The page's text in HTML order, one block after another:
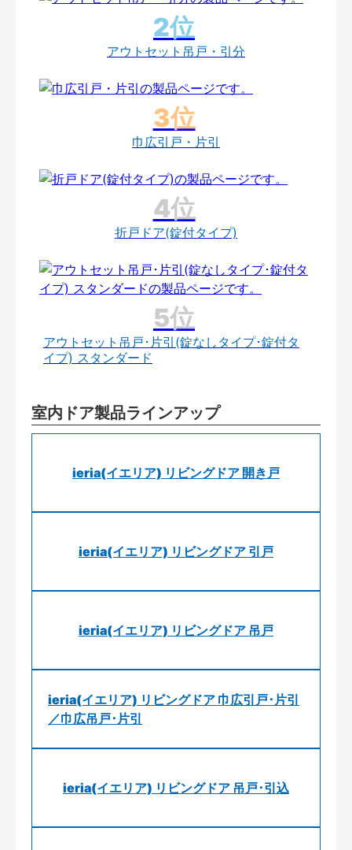
アウトセット吊戸・引分
巾広引戸・片引
折戸ドア(錠付タイプ)
アウトセット吊戸･片引(錠なしタイプ･錠付タ
イプ) スタンダード
室内ドア製品ラインアップ
ieria(イエリア) リビングドア 開き戸
ieria(イエリア) リビングドア 引戸
ieria(イエリア) リビングドア 吊戸
ieria(イエリア) リビングドア 巾広引戸･片引
／巾広吊戸･片引
ieria(イエリア) リビングドア 吊戸･引込